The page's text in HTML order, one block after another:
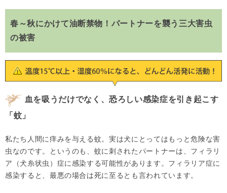
春～秋にかけて油断禁物！パートナーを襲う三大害虫
の被害
血を吸うだけでなく、恐ろしい感染症を引き起こす
「蚊」
私たち人間に痒みを与える蚊。実は犬にとってはもっと危険な害
虫なのです。というのも、蚊に刺されたパートナーは、フィラリ
ア（犬糸状虫）症に感染する可能性があります。フィラリア症に
感染すると、最悪の場合は死に至るとも言われています。